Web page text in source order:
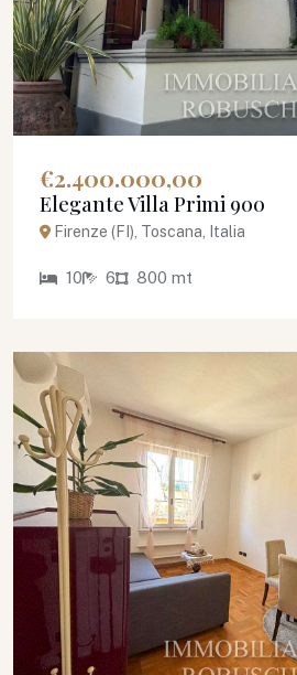
€2.400.000,00
Elegante Villa Primi 900
Firenze (FI), Toscana, Italia
10 6 800 mt